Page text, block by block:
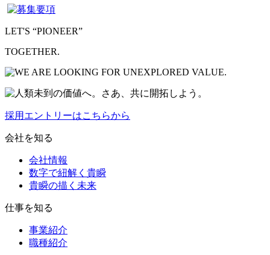
LET'S “PIONEER”
TOGETHER.
採用エントリーはこちらから
会社を知る
会社情報
数字で紐解く貴瞬
貴瞬の描く未来
仕事を知る
事業紹介
職種紹介